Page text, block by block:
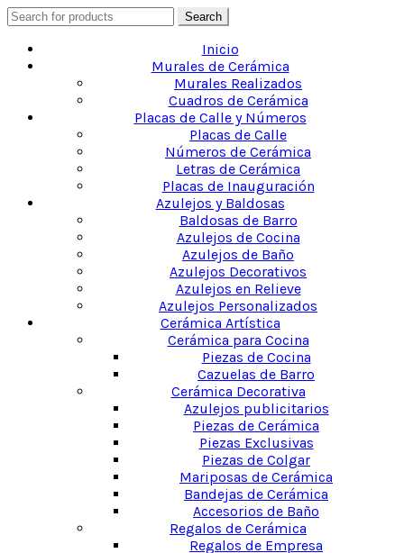
Search for: Search
Inicio
Murales de Cerámica
Murales Realizados
Cuadros de Cerámica
Placas de Calle y Números
Placas de Calle
Números de Cerámica
Letras de Cerámica
Placas de Inauguración
Azulejos y Baldosas
Baldosas de Barro
Azulejos de Cocina
Azulejos de Baño
Azulejos Decorativos
Azulejos en Relieve
Azulejos Personalizados
Cerámica Artística
Cerámica para Cocina
Piezas de Cocina
Cazuelas de Barro
Cerámica Decorativa
Azulejos publicitarios
Piezas de Cerámica
Piezas Exclusivas
Piezas de Colgar
Mariposas de Cerámica
Bandejas de Cerámica
Accesorios de Baño
Regalos de Cerámica
Regalos de Empresa